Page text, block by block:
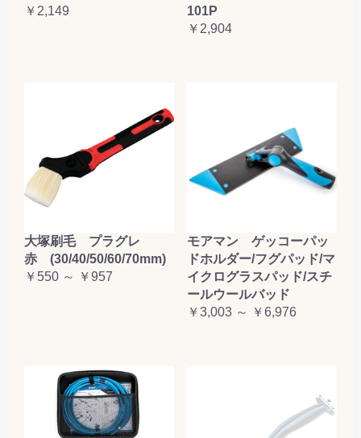
￥2,149
101P
￥2,904
大塚刷毛 プラグレ
赤 (30/40/50/60/70mm)
￥550 ～ ￥957
モアマン ゲッコーパッ
ドホルダー/フグパッド/マ
イクログラスパッド/スチ
ールウールバッド
￥3,003 ～ ￥6,976